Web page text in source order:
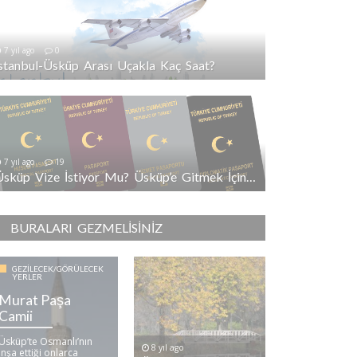
7 yıl ago 0
Üsküp Arası Uçakla Kaç Saat?
7 yıl ago 19
Üsküp Vize İstiyor Mu? Üsküp’e Gitmek İçin Vize Gerekli Mi?
BURALARI GEZMELISINIZ
GEZILECEK/GÖRÜLECEK
YERLER
Murat Paşa
Camii
Üsküp’te Osmanlı’nın
inşa ettiği onlarca
8 yıl ago